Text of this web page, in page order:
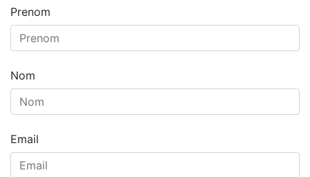
Prenom
Nom
Email